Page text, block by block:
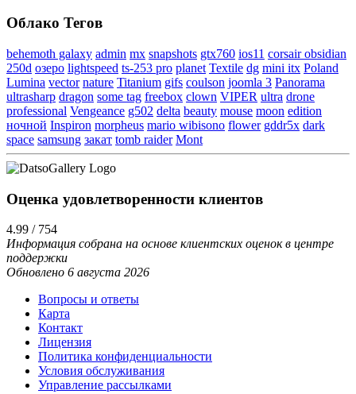
Облако Тегов
behemoth galaxy admin mx snapshots gtx760 ios11 corsair obsidian
250d озеро lightspeed ts-253 pro planet Textile dg mini itx Poland
Lumina vector nature Titanium gifs coulson joomla 3 Panorama
ultrasharp dragon some tag freebox clown VIPER ultra drone
professional Vengeance g502 delta beauty mouse moon edition
ночной Inspiron morpheus mario wibisono flower gddr5x dark
space samsung закат tomb raider Mont
Оценка удовлетворенности клиентов
4.99 / 754
Информация собрана на основе клиентских оценок в центре
поддержки
Обновлено 6 августа 2026
Вопросы и ответы
Карта
Контакт
Лицензия
Политика конфиденциальности
Условия обслуживания
Управление рассылками